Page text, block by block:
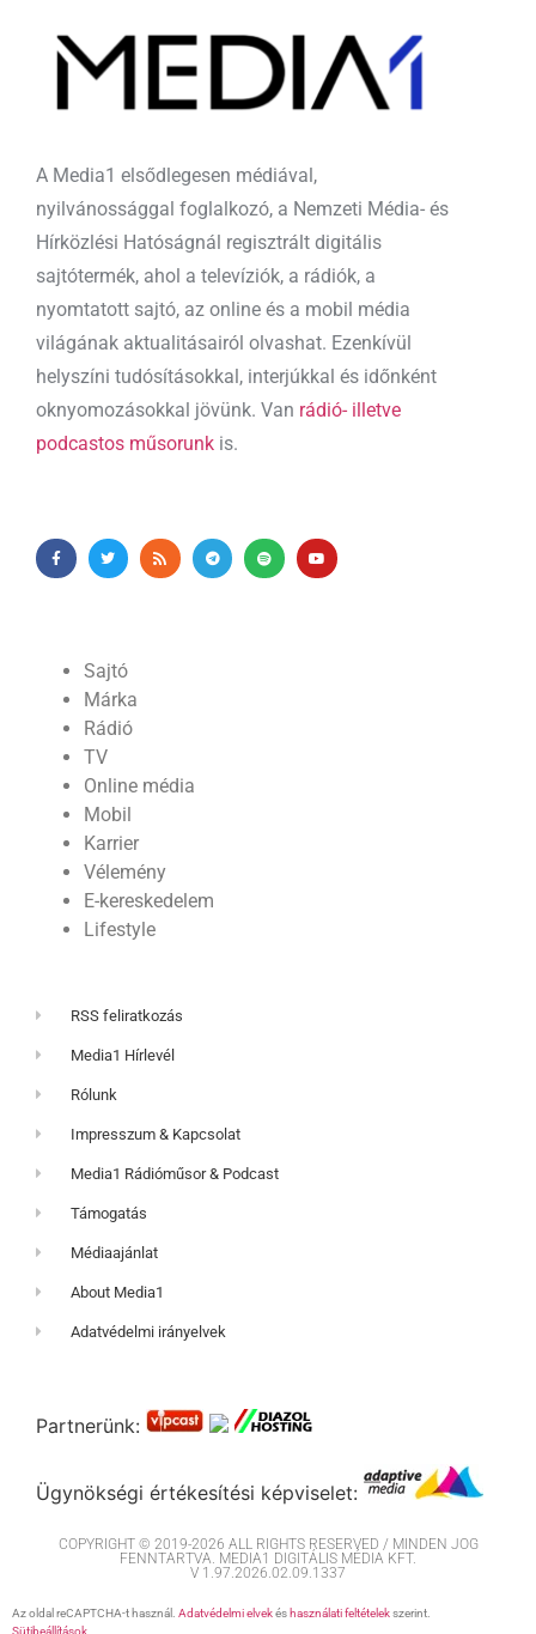
A Media1 elsődlegesen médiával,
nyilvánossággal foglalkozó, a Nemzeti Média- és
Hírközlési Hatóságnál regisztrált digitális
sajtótermék, ahol a televíziók, a rádiók, a
nyomtatott sajtó, az online és a mobil média
világának aktualitásairól olvashat. Ezenkívül
helyszíni tudósításokkal, interjúkkal és időnként
oknyomozásokkal jövünk. Van rádió- illetve
podcastos műsorunk is.
Sajtó
Márka
Rádió
TV
Online média
Mobil
Karrier
Vélemény
E-kereskedelem
Lifestyle
RSS feliratkozás
Media1 Hírlevél
Rólunk
Impresszum & Kapcsolat
Media1 Rádióműsor & Podcast
Támogatás
Médiaajánlat
About Media1
Adatvédelmi irányelvek
Partnerünk:
Ügynökségi értékesítési képviselet:
COPYRIGHT © 2019-2026 ALL RIGHTS RESERVED / MINDEN JOG
FENNTARTVA. MEDIA1 DIGITÁLIS MÉDIA KFT.
V 1.97.2026.02.09.1337
Az oldal reCAPTCHA-t használ. Adatvédelmi elvekés használati feltételekszerint.